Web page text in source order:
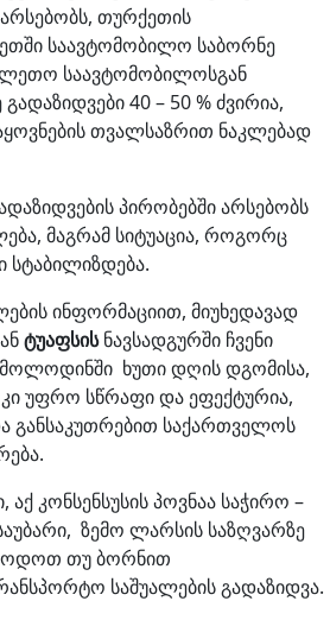
თურქეთის
საავტომობილო საბორნე
საავტომობილოსგან
40 – 50 % ძვირია,
თვალსაზრით ნაკლებად
პირობებში არსებობს
მაგრამ სიტუაცია, როგორც
სტაბილიზდება.
ინფორმაციით, მიუხედავად
ტუაფსისნავსადგურში ჩვენი
მოლოდინში ხუთი დღის დგომისა,
კი უფრო სწრაფი და ეფექტურია,
განსაკუთრებით საქართველოს
აქ კონსენსუსის პოვნაა საჭირო –
ზემო ლარსის საზღვარზე
თუ ბორნით
საშუალების გადაზიდვა.